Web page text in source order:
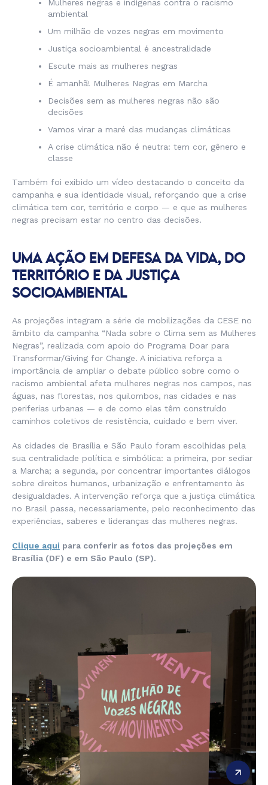
Mulheres negras e indígenas contra o racismo
ambiental
Um milhão de vozes negras em movimento
Justiça socioambiental é ancestralidade
Escute mais as mulheres negras
É amanhã! Mulheres Negras em Marcha
Decisões sem as mulheres negras não são
decisões
Vamos virar a maré das mudanças climáticas
A crise climática não é neutra: tem cor, gênero e
classe
Também foi exibido um vídeo destacando o conceito da
campanha e sua identidade visual, reforçando que a crise
climática tem cor, território e corpo — e que as mulheres
negras precisam estar no centro das decisões.
UMA AÇÃO EM DEFESA DA VIDA, DO
TERRITÓRIO E DA JUSTIÇA
SOCIOAMBIENTAL
As projeções integram a série de mobilizações da CESE no
âmbito da campanha “Nada sobre o Clima sem as Mulheres
Negras”, realizada com apoio do Programa Doar para
Transformar/Giving for Change. A iniciativa reforça a
importância de ampliar o debate público sobre como o
racismo ambiental afeta mulheres negras nos campos, nas
águas, nas florestas, nos quilombos, nas cidades e nas
periferias urbanas — e de como elas têm construído
caminhos coletivos de resistência, cuidado e bem viver.
As cidades de Brasília e São Paulo foram escolhidas pela
sua centralidade política e simbólica: a primeira, por sediar
a Marcha; a segunda, por concentrar importantes diálogos
sobre direitos humanos, urbanização e enfrentamento às
desigualdades. A intervenção reforça que a justiça climática
no Brasil passa, necessariamente, pelo reconhecimento das
experiências, saberes e lideranças das mulheres negras.
Clique aqui para conferir as fotos das projeções em
Brasília (DF) e em São Paulo (SP).